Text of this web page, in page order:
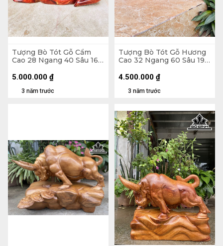
Tượng Bò Tót Gỗ Cẩm
Cao 28 Ngang 40 Sâu 16
3 năm trước
5.000.000 ₫
Tượng Bò Tót Gỗ Hương
Cao 32 Ngang 60 Sâu 19
3 năm trước
4.500.000 ₫